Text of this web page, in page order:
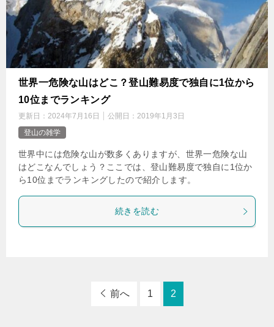
世界一危険な山はどこ？登山難易度で独自に1位から
10位までランキング
更新日： 2024年7月16日 公開日： 2019年1月3日
登山の雑学
世界中には危険な山が数多くありますが、世界一危険な山
はどこなんでしょう？ここでは、登山難易度で独自に1位か
ら10位までランキングしたので紹介します。
続きを読む
前へ 1 2